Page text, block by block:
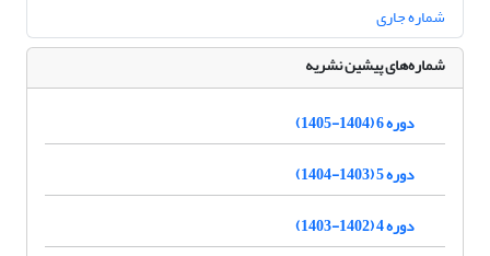
شماره جاری
شماره‌های پیشین نشریه
دوره 6 (1404-1405)
دوره 5 (1403-1404)
دوره 4 (1402-1403)